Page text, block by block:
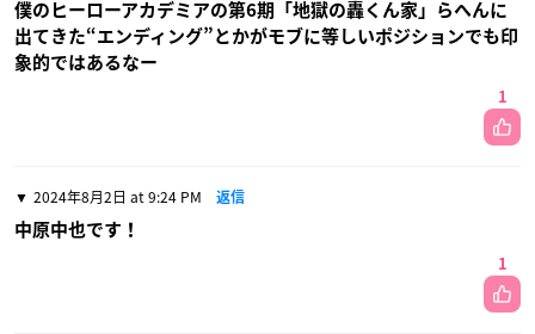
僕のヒーローアカデミアの第6期「地獄の轟くん家」らへんに
出てきた“エンディング”とかがモブに等しいポジションでも印
象的ではあるなー
1
2024年8月2日 at 9:24 PM 返信
中原中也です！
1